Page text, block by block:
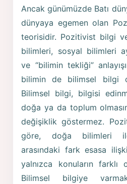
Ancak günümüzde Batı
dünyaya egemen olan
teorisidir. Pozitivist bilgi
bilimleri, sosyal bilimleri
ve “bilimin tekliği”
bilimin de bilimsel bilgi
Bilimsel bilgi, bilgisi
doğa ya da toplum
değişiklik göstermez.
göre, doğa bilimleri
arasındaki fark esasa
yalnızca konuların farklı
Bilimsel bilgiye